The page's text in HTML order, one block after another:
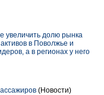
увеличить долю рынка
в Поволжье и
а в регионах у него
(Новости)